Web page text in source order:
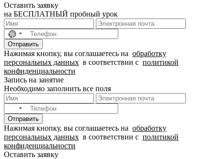
Оставить заявку
на БЕСПЛАТНЫЙ пробный урок
No
country
selected
Отправить
Нажимая кнопку, вы соглашаетесь на обработку
персональных данных в соответствии с политикой
конфиденциальности
Запись на занятие
Необходимо заполнить все поля
Отправить
Нажимая кнопку, вы соглашаетесь на обработку
персональных данных в соответствии с политикой
конфиденциальности
Оставить заявку